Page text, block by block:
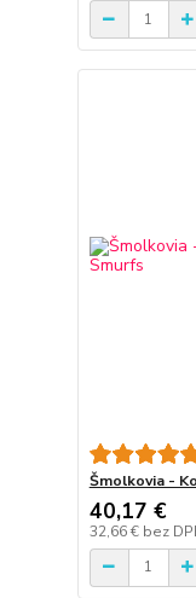
Šmolkovia -
40,17 €
32,66 € bez